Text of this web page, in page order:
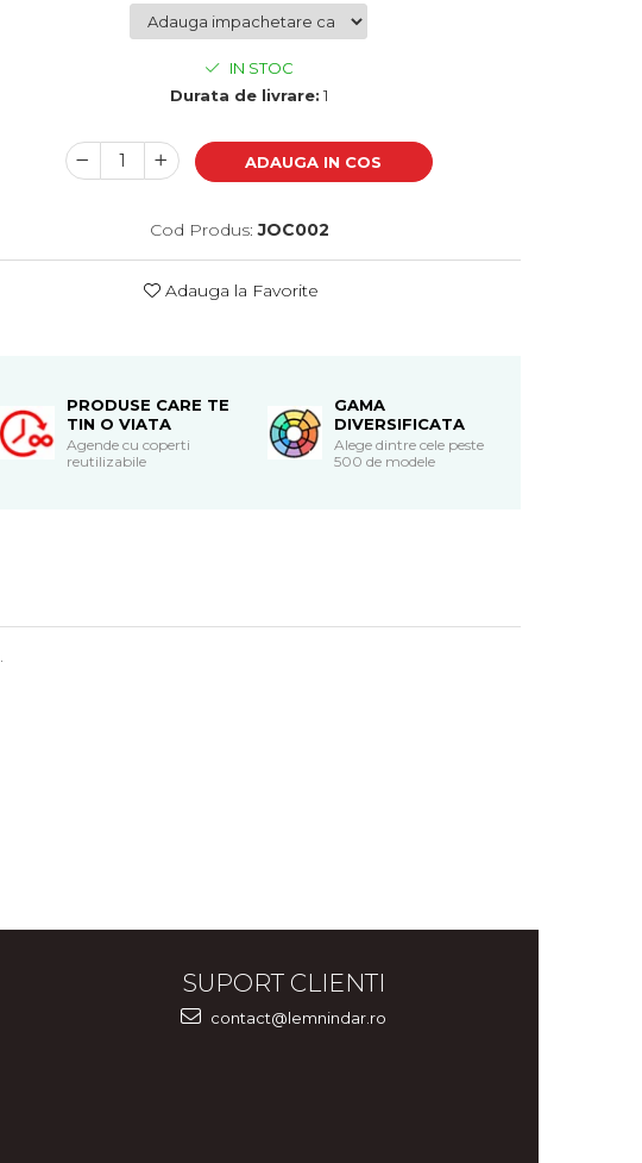
IN STOC
Durata de livrare: 1
ADAUGA IN COS
Cod Produs: JOC002
Adauga la Favorite
PRODUSE CARE TE
TIN O VIATA
Agende cu coperti
reutilizabile
GAMA
DIVERSIFICATA
Alege dintre cele peste
500 de modele
SUPORT CLIENTI
contact@lemnindar.ro